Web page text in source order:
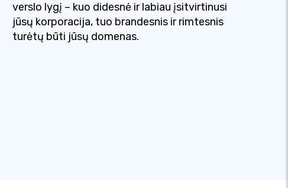
verslo lygį – kuo didesnė ir labiau įsitvirtinusi
jūsų korporacija, tuo brandesnis ir rimtesnis
turėtų būti jūsų domenas.